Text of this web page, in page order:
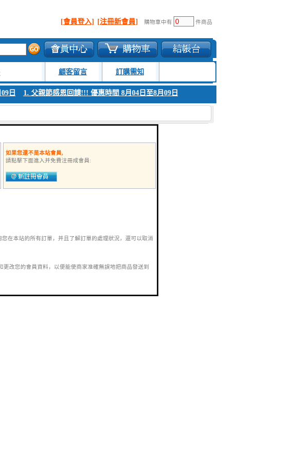
[會員登入] [注冊新會員] 購物車中有 件商品
顧客留言 訂購需知
日 1. 父親節感恩回饋!!! 優惠時間 8月04日至8月09日
如果您還不是本站會員,
請點擊下面進入并免費注冊成會員:
在本站的所有訂單，并且了解訂單的處理狀況，還可以取消
更改您的會員資料，以便能使商家准確無誤地把商品發送到